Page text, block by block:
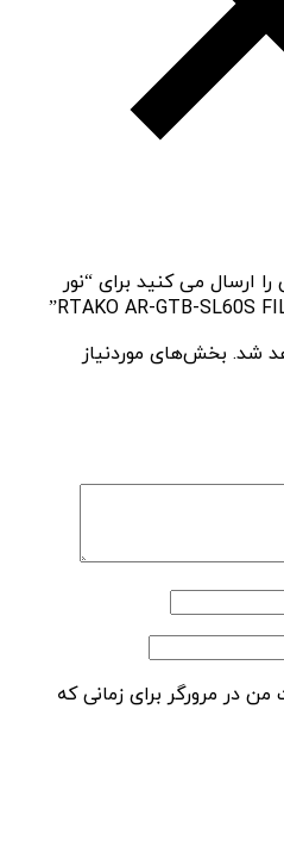
ارسال می کنید برای “نور
شد. بخش‌های موردنیاز
در مرورگر برای زمانی که